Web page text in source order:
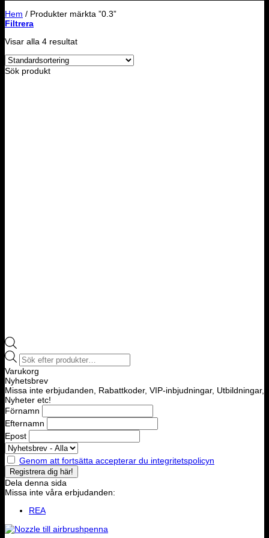
Hem / Produkter märkta ”0.3”
Filtrera
Visar alla 4 resultat
Sök produkt
Products
search
Varukorg
Nyhetsbrev
Missa inte erbjudanden, Rabattkoder, VIP-inbjudningar, Utbildningar,
Nyheter etc!
Förnamn
Efternamn
Epost
Genom att fortsätta accepterar du integritetspolicyn
Dela denna sida
Missa inte våra erbjudanden:
REA